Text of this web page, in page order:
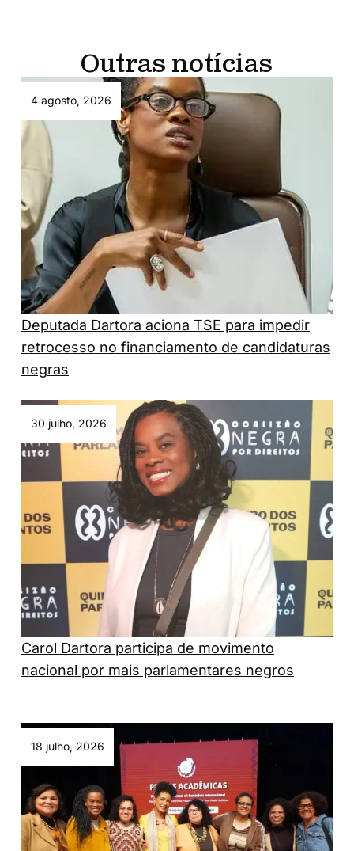
Outras notícias
4 agosto, 2026
Deputada Dartora aciona TSE para impedir
retrocesso no financiamento de candidaturas
negras
30 julho, 2026
Carol Dartora participa de movimento
nacional por mais parlamentares negros
18 julho, 2026